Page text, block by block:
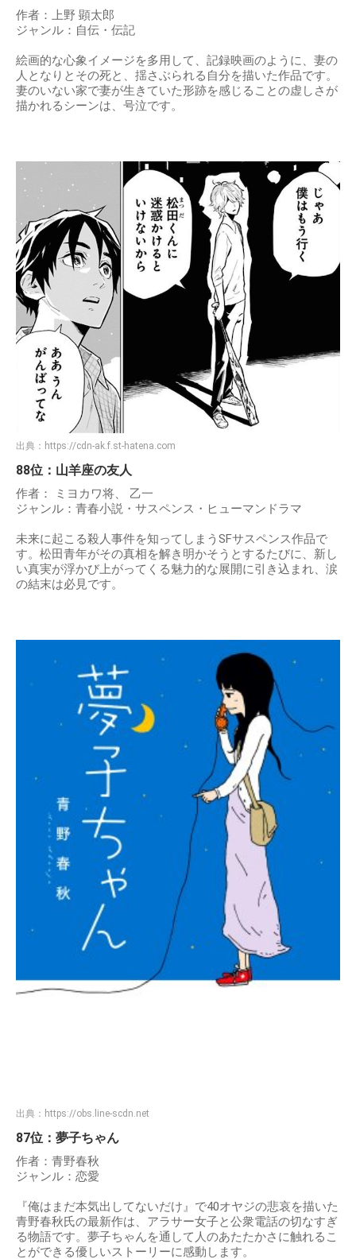
作者：上野 顕太郎
ジャンル：自伝・伝記
絵画的な心象イメージを多用して、記録映画のように、妻の
人となりとその死と、揺さぶられる自分を描いた作品です。
妻のいない家で妻が生きていた形跡を感じることの虚しさが
描かれるシーンは、号泣です。
出典： https://cdn-ak.f.st-hatena.com
88位：山羊座の友人
作者： ミヨカワ将、 乙一
ジャンル：青春小説・サスペンス・ヒューマンドラマ
未来に起こる殺人事件を知ってしまうSFサスペンス作品で
す。松田青年がその真相を解き明かそうとするたびに、新し
い真実が浮かび上がってくる魅力的な展開に引き込まれ、涙
の結末は必見です。
出典： https://obs.line-scdn.net
87位：夢子ちゃん
作者：青野春秋
ジャンル：恋愛
『俺はまだ本気出してないだけ』で40オヤジの悲哀を描いた
青野春秋氏の最新作は、アラサー女子と公衆電話の切なすぎ
る物語です。夢子ちゃんを通して人のあたたかさに触れるこ
とができる優しいストーリーに感動します。